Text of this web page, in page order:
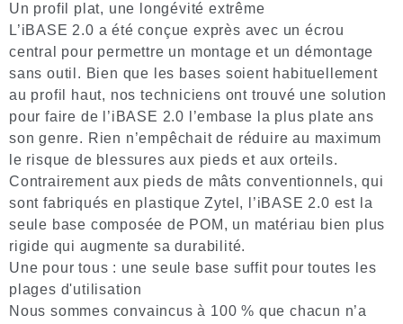
Un profil plat, une longévité extrême
L’iBASE 2.0 a été conçue exprès avec un écrou
central pour permettre un montage et un démontage
sans outil. Bien que les bases soient habituellement
au profil haut, nos techniciens ont trouvé une solution
pour faire de l’iBASE 2.0 l’embase la plus plate ans
son genre. Rien n’empêchait de réduire au maximum
le risque de blessures aux pieds et aux orteils.
Contrairement aux pieds de mâts conventionnels, qui
sont fabriqués en plastique Zytel, l’iBASE 2.0 est la
seule base composée de POM, un matériau bien plus
rigide qui augmente sa durabilité.
Une pour tous : une seule base suffit pour toutes les
plages d'utilisation
Nous sommes convaincus à 100 % que chacun n’a